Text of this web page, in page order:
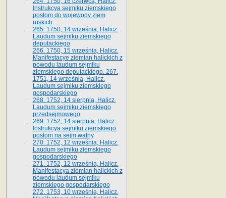
Instrukcya sejmiku ziemskiego
posłom do wojewody ziem
ruskich
265. 1750, 14 września, Halicz.
Laudum sejmiku ziemskiego
deputackiego
266. 1750, 15 września, Halicz.
Manifestacye ziemian halickich z
powodu laudum sejmiku
ziemskiego deputackiego. 267.
1751, 14 września, Halicz.
Laudum sejmiku ziemskiego
gospodarskiego
268. 1752, 14 sierpnia, Halicz.
Laudum sejmiku ziemskiego
przedsejmowego
269. 1752, 14 sierpnia, Halicz.
Instrukcya sejmiku ziemskiego
posłom na sejm walny
270. 1752, 12 września, Halicz.
Laudum sejmiku ziemskiego
gospodarskiego
271. 1752, 12 września, Halicz.
Manifestacya ziemian halickich z
powodu laudum sejmiku
ziemskiego gospodarskiego
272. 1753, 10 września, Halicz.